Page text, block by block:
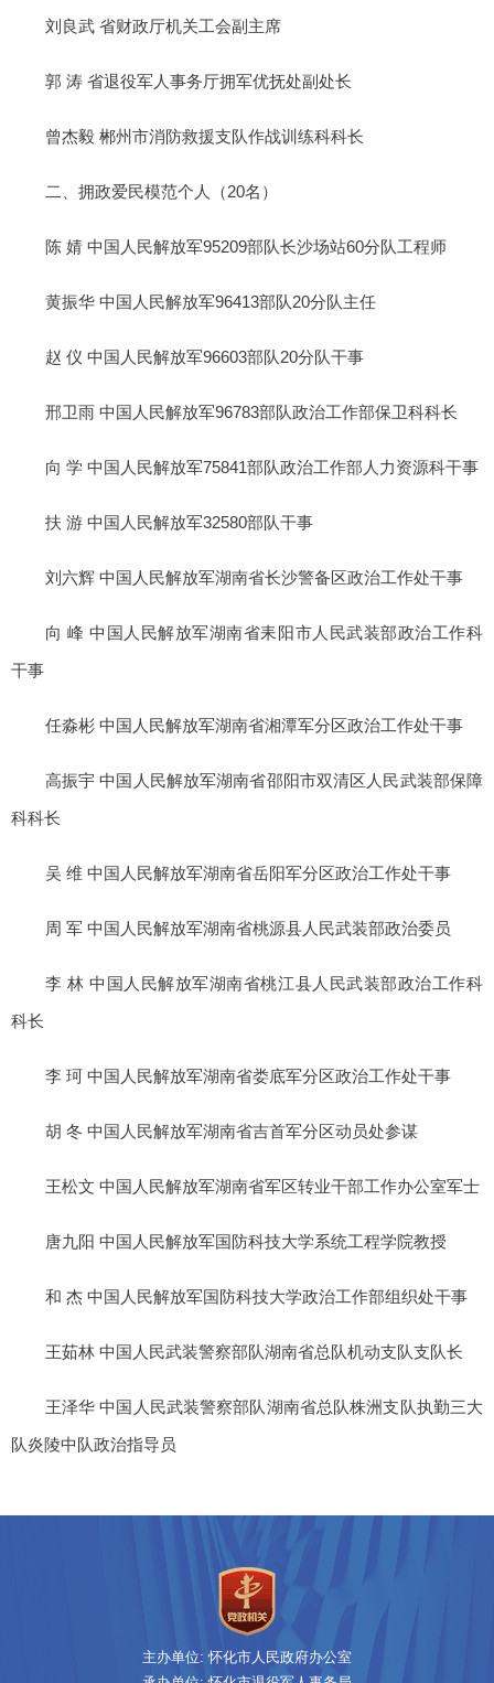
刘良武 省财政厅机关工会副主席
郭 涛 省退役军人事务厅拥军优抚处副处长
曾杰毅 郴州市消防救援支队作战训练科科长
二、拥政爱民模范个人（20名）
陈 婧 中国人民解放军95209部队长沙场站60分队工程师
黄振华 中国人民解放军96413部队20分队主任
赵 仪 中国人民解放军96603部队20分队干事
邢卫雨 中国人民解放军96783部队政治工作部保卫科科长
向 学 中国人民解放军75841部队政治工作部人力资源科干事
扶 游 中国人民解放军32580部队干事
刘六辉 中国人民解放军湖南省长沙警备区政治工作处干事
向 峰 中国人民解放军湖南省耒阳市人民武装部政治工作科
干事
任淼彬 中国人民解放军湖南省湘潭军分区政治工作处干事
高振宇 中国人民解放军湖南省邵阳市双清区人民武装部保障
科科长
吴 维 中国人民解放军湖南省岳阳军分区政治工作处干事
周 军 中国人民解放军湖南省桃源县人民武装部政治委员
李 林 中国人民解放军湖南省桃江县人民武装部政治工作科
科长
李 珂 中国人民解放军湖南省娄底军分区政治工作处干事
胡 冬 中国人民解放军湖南省吉首军分区动员处参谋
王松文 中国人民解放军湖南省军区转业干部工作办公室军士
唐九阳 中国人民解放军国防科技大学系统工程学院教授
和 杰 中国人民解放军国防科技大学政治工作部组织处干事
王茹林 中国人民武装警察部队湖南省总队机动支队支队长
王泽华 中国人民武装警察部队湖南省总队株洲支队执勤三大
队炎陵中队政治指导员
主办单位: 怀化市人民政府办公室